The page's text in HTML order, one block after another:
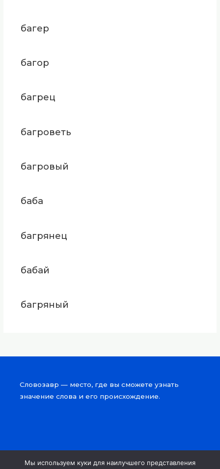
багер
багор
багрец
багроветь
багровый
баба
багрянец
бабай
багряный
Словозавр — место, где вы сможете узнать
значение слова и его происхождение.
Мы используем куки для наилучшего представления